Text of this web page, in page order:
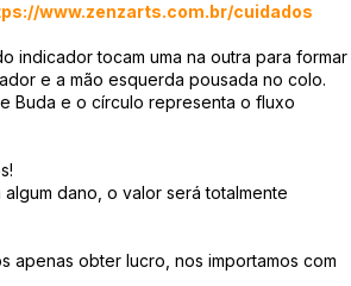
www.zenzarts.com.br/cuidados
indicador tocam uma na outra para formar
e a mão esquerda pousada no colo.
Buda e o círculo representa o fluxo
dano, o valor será totalmente
apenas obter lucro, nos importamos com